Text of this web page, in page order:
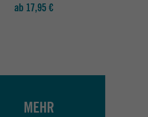
ab 17,95 €
MEHR